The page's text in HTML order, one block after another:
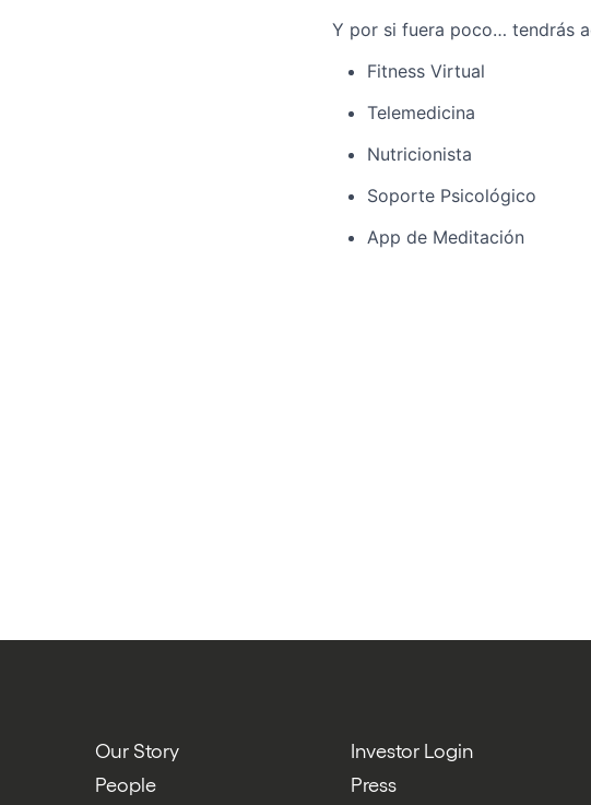
Y por si fuera poco… tendrás
Fitness Virtual
Telemedicina
Nutricionista
Soporte Psicológico
App de Meditación
Our Story
People
Investor Login
Press